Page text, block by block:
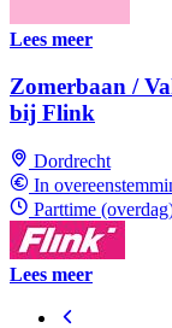
Lees meer
Zomerbaan /
bij Flink
Dordrecht
In
Parttime
Lees meer